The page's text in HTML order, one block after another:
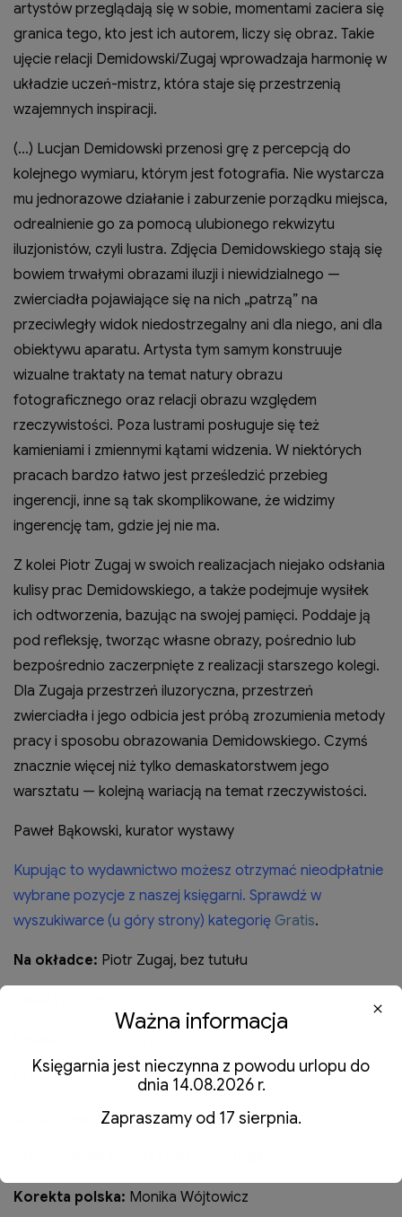
artystów przeglądają się w sobie, momentami zaciera się
granica tego, kto jest ich autorem, liczy się obraz. Takie
ujęcie relacji Demidowski/Zugaj wprowadzaja harmonię w
układzie uczeń-mistrz, która staje się przestrzenią
wzajemnych inspiracji.
(…) Lucjan Demidowski przenosi grę z percepcją do
kolejnego wymiaru, którym jest fotografia. Nie wystarcza
mu jednorazowe działanie i zaburzenie porządku miejsca,
odrealnienie go za pomocą ulubionego rekwizytu
iluzjonistów, czyli lustra. Zdjęcia Demidowskiego stają się
bowiem trwałymi obrazami iluzji i niewidzialnego —
zwierciadła pojawiające się na nich „patrzą” na
przeciwległy widok niedostrzegalny ani dla niego, ani dla
obiektywu aparatu. Artysta tym samym konstruuje
wizualne traktaty na temat natury obrazu
fotograficznego oraz relacji obrazu względem
rzeczywistości. Poza lustrami posługuje się też
kamieniami i zmiennymi kątami widzenia. W niektórych
pracach bardzo łatwo jest prześledzić przebieg
ingerencji, inne są tak skomplikowane, że widzimy
ingerencję tam, gdzie jej nie ma.
Z kolei Piotr Zugaj w swoich realizacjach niejako odsłania
kulisy prac Demidowskiego, a także podejmuje wysiłek
ich odtworzenia, bazując na swojej pamięci. Poddaje ją
pod refleksję, tworząc własne obrazy, pośrednio lub
bezpośrednio zaczerpnięte z realizacji starszego kolegi.
Dla Zugaja przestrzeń iluzoryczna, przestrzeń
zwierciadła i jego odbicia jest próbą zrozumienia metody
pracy i sposobu obrazowania Demidowskiego. Czymś
znacznie więcej niż tylko demaskatorstwem jego
warsztatu — kolejną wariacją na temat rzeczywistości.
Paweł Bąkowski, kurator wystawy
Kupując to wydawnictwo możesz otrzymać nieodpłatnie
wybrane pozycje z naszej księgarni. Sprawdź w
wyszukiwarce (u góry strony) kategorię Gratis.
Na okładce: Piotr Zugaj, bez tutułu
Kurator: Paweł Bąkowski
Opracowanie graficzne:Krzysiek Orłowski
Korekta polska: Monika Wójtowicz
Ważna informacja
Księgarnia jest nieczynna z powodu urlopu do
dnia 14.08.2026 r.
Zapraszamy od 17 sierpnia.